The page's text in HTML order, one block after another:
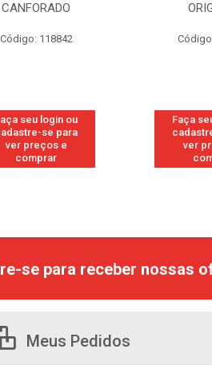
CANFORADO
Código: 118842
seu login ou
se para
ver preços e
comprar
Faça
ver
se para receber nossas
Meus Pedidos